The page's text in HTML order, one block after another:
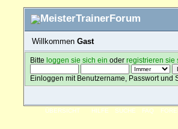
Willkommen Gast
Bitteloggen sie sich ein oderregistrieren sie
Einloggen mit Benutzername, Passwort und
ÜBERSICHT HILFE SUCHE FAQ